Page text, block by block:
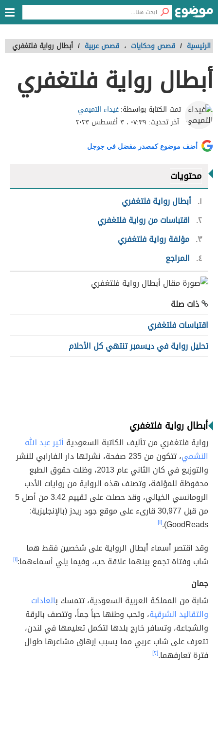
الرئيسية / قصص وحكايات ، قصص عربية / أبطال رواية فلتغفري
أبطال رواية فلتغفري
تمت الكتابة بواسطة:غيداء التميمي
آخر تحديث: ٠٧:٣٩ ، ٣ أغسطس ٢٠٢٣
أضف موضوع كمصدر مفضل في جوجل
محتويات
١ أبطال رواية فلتغفري
٢ اقتباسات من رواية فلتغفري
٣ مؤلفة رواية فلتغفري
٤
المراجع
ذات صلة
اقتباسات فلتغفري
تحليل رواية في ديسمبر تنتهي كل الأحلام
أبطال رواية فلتغفري
رواية فلتغفري من تأليف الكاتبة السعودية أثير عبد الله
النشمي
، تتكون من 235 صفحة، نشرتها دار الفارابي للنشر
والتوزيع في كان الثاني عام 2013، وظلت حقوق الطبع
محفوظة للمؤلفة، وتصنف هذه الرواية من روايات الأدب
الرومانسي الخيالي، وقد حصلت على تقييم 3.42 من أصل 5
من قبل 30,977 قارىء على موقع جود ريدز (بالإنجليزية:
GoodReads). [١]
وقد اقتصر أسماء أبطال الرواية على شخصين فقط هما
شاب وفتاة تجمع بينهما علاقة حب، وفيما يلي أسماءهما:[١]
جمان
شابة من المملكة العربية السعودية، تتمسك بالعادات
والتقاليد الشرقية، وتحب وطنها حباً جماً، وتتصف بالرقة
والشجاعة، وتسافر خارج بلدها لتكمل تعليمها في لندن،
تتعرف على شاب عربي مما يسبب إرهاق مشاعرها طوال
فترة تعارفهما.[٢]